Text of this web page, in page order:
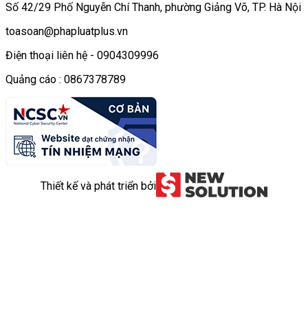
Số 42/29 Phố Nguyễn Chí Thanh, phường Giảng Võ, TP. Hà Nội
toasoan@phapluatplus.vn
Điện thoại liên hệ - 0904309996
Quảng cáo : 0867378789
Thiết kế và phát triển bởi